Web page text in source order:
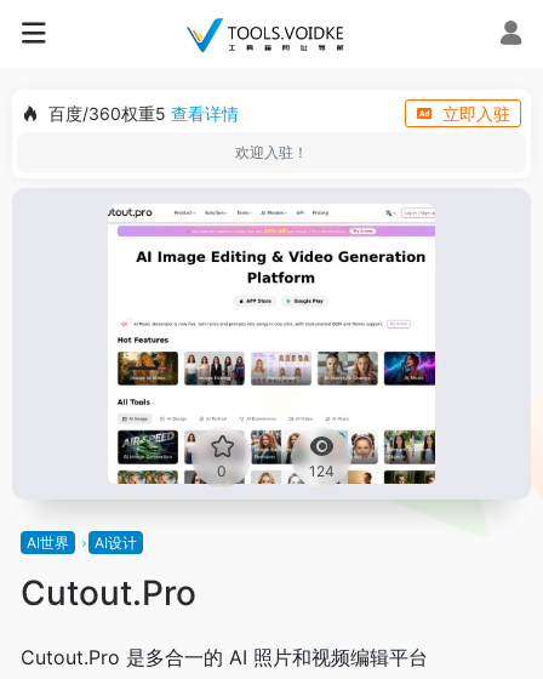
百度/360权重5 查看详情 立即入驻
欢迎入驻！
0 124
AI世界 AI设计
Cutout.Pro
Cutout.Pro 是多合一的 AI 照片和视频编辑平台